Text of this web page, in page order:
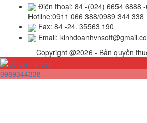
Điện thoại: 84 -(024) 6654 6888
Hotline:0911 066 388/0989 344 338
Fax: 84 -24. 35563 190
Email:
Copyright @2026 - Bản quyền
0989344338